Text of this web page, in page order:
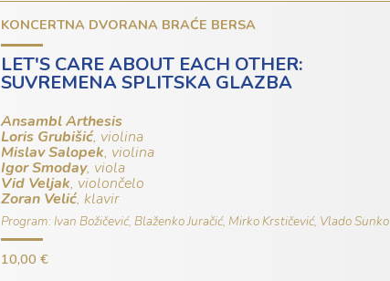
KONCERTNA DVORANA BRAĆE BERSA
LET'S CARE ABOUT EACH OTHER:
SUVREMENA SPLITSKA GLAZBA
Ansambl Arthesis
Loris Grubišić, violina
Mislav Salopek, violina
Igor Smoday, viola
Vid Veljak, violončelo
Zoran Velić, klavir
Program: Ivan Božičević, Blaženko Juračić, Mirko Krstičević, Vlado Sunko
10,00 €